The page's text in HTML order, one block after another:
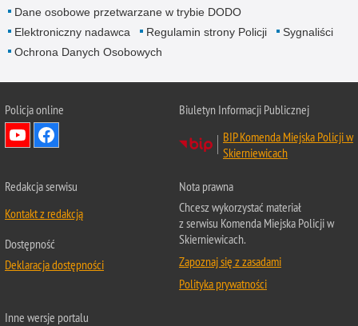
Dane osobowe przetwarzane w trybie DODO
Elektroniczny nadawca
Regulamin strony Policji
Sygnaliści
Ochrona Danych Osobowych
Policja online
Biuletyn Informacji Publicznej
BIP Komenda Miejska Policji w
Skierniewicach
Redakcja serwisu
Kontakt z redakcją
Dostępność
Deklaracja dostępności
Nota prawna
Chcesz wykorzystać materiał
z serwisu Komenda Miejska Policji w
Skierniewicach.
Zapoznaj się z zasadami
Polityka prywatności
Inne wersje portalu